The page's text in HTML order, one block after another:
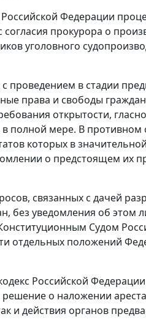
Федерации
согласия прокурора о
уголовного
проведением в стадии
права и свободы
открытости,
полной мере. В
которых в
о предстоящем их
связанных с дачей
без уведомления об этом
Судом
отдельных положений
Российской
о наложении
и действия органов